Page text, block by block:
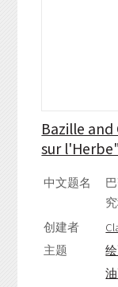
Bazille
sur
中文题名
究
创建者
主题